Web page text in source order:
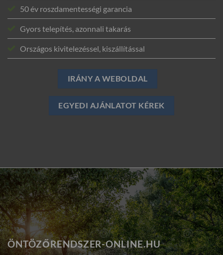
50 év roszdamentességi garancia
Gyors telepítés, azonnali takarás
Országos kivitelezéssel, kiszállítással
IRÁNY A WEBOLDAL
EGYEDI AJÁNLATOT KÉREK
ÖNTÖZŐRENDSZER-ONLINE.HU